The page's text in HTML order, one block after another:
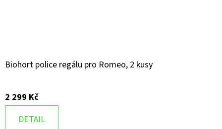
Biohort police regálu pro Romeo, 2 kusy
2 299 Kč
DETAIL